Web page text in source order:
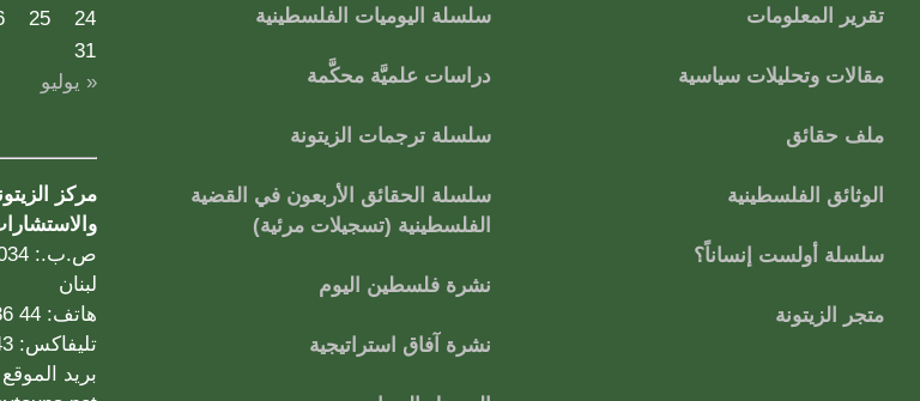
تقرير المعلومات
مقالات وتحليلات سياسية
ملف حقائق
الوثائق الفلسطينية
سلسلة أولست إنساناً؟
متجر الزيتونة
سلسلة اليوميات الفلسطينية
دراسات علميَّة محكَّمة
سلسلة ترجمات الزيتونة
سلسلة الحقائق الأربعون في القضية
الفلسطينية (تسجيلات مرئية)
نشرة فلسطين اليوم
نشرة آفاق استراتيجية
24
25
31
« يوليو
مركز
لبنان
هاتف: 44 36 80 21 00961
تليفاكس: 43 36 80 21 00961
بريد